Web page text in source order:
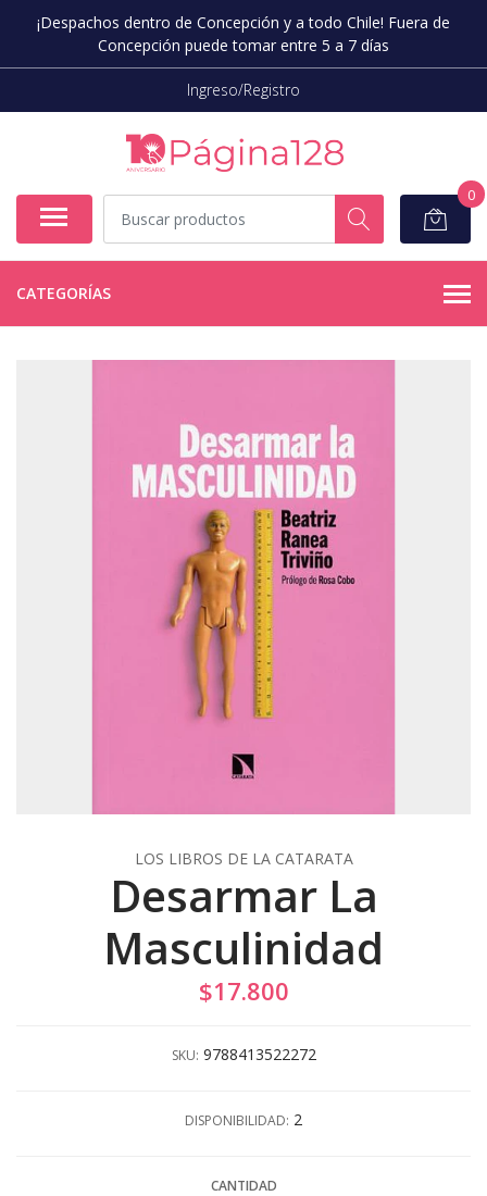
¡Despachos dentro de Concepción y a todo Chile! Fuera de
Concepción puede tomar entre 5 a 7 días
Ingreso/Registro
0
CATEGORÍAS
LOS LIBROS DE LA CATARATA
Desarmar La
Masculinidad
$17.800
SKU: 9788413522272
DISPONIBILIDAD: 2
CANTIDAD